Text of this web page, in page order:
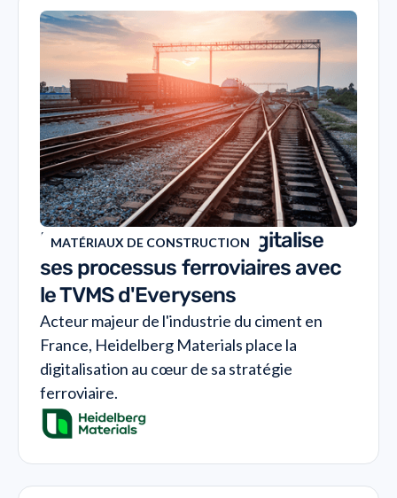
MATÉRIAUX DE CONSTRUCTION
Heidelberg Materials digitalise
ses processus ferroviaires avec
le TVMS d'Everysens
Acteur majeur de l'industrie du ciment en
France, Heidelberg Materials place la
digitalisation au cœur de sa stratégie
ferroviaire.